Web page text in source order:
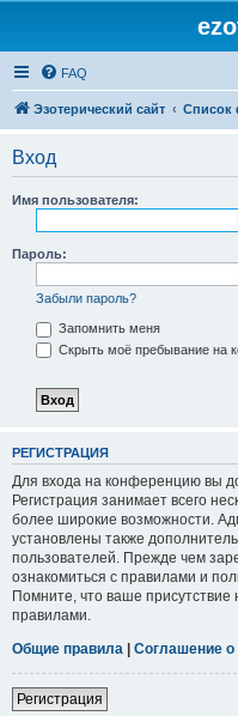
FAQ
Эзотерический сайт Список
Вход
Имя пользователя:
Пароль:
Забыли пароль?
Запомнить меня
Скрыть моё пребывание на
РЕГИСТРАЦИЯ
Для входа на конференцию вы
Регистрация занимает всего
более широкие возможности.
установлены также
пользователей. Прежде чем
ознакомиться с правилами и
Помните, что ваше присутствие
правилами.
Общие правила | Соглашение
Регистрация